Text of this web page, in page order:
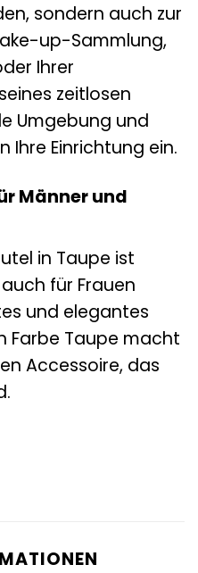
sondern auch zur
up-Sammlung,
Ihrer
zeitlosen
Umgebung und
Ihre Einrichtung ein.
Männer und
in Taupe ist
für Frauen
und elegantes
Farbe Taupe macht
Accessoire, das